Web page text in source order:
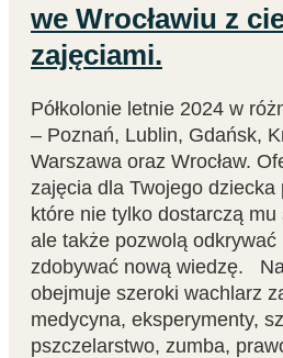
we Wrocławiu z
zajęciami.
Półkolonie letnie 2024 w
– Poznań, Lublin, Gdańsk,
Warszawa oraz Wrocław.
zajęcia dla Twojego dziecka
które nie tylko dostarczą mu
ale także pozwolą odkrywać
zdobywać nową wiedzę.
obejmuje szeroki wachlarz
medycyna, eksperymenty,
pszczelarstwo, zumba,